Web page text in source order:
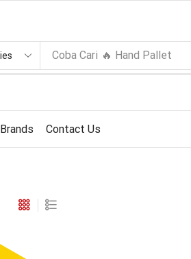
Coba Cari 🔥 Hand Pallet
Brands Contact Us